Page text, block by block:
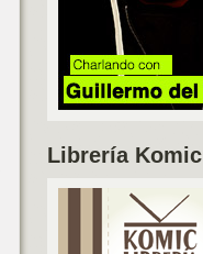
Librería Komic